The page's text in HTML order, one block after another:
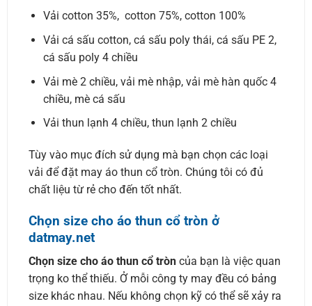
Vải cotton 35%, cotton 75%, cotton 100%
Vải cá sấu cotton, cá sấu poly thái, cá sấu PE 2,
cá sấu poly 4 chiều
Vải mè 2 chiều, vải mè nhập, vải mè hàn quốc 4
chiều, mè cá sấu
Vải thun lạnh 4 chiều, thun lạnh 2 chiều
Tùy vào mục đích sử dụng mà bạn chọn các loại
vải để đặt may áo thun cổ tròn. Chúng tôi có đủ
chất liệu từ rẻ cho đến tốt nhất.
Chọn size cho áo thun cổ tròn ở
datmay.net
Chọn size cho áo thun cổ tròn của bạn là việc quan
trọng ko thể thiếu. Ở mỗi công ty may đều có bảng
size khác nhau. Nếu không chọn kỹ có thể sẽ xảy ra